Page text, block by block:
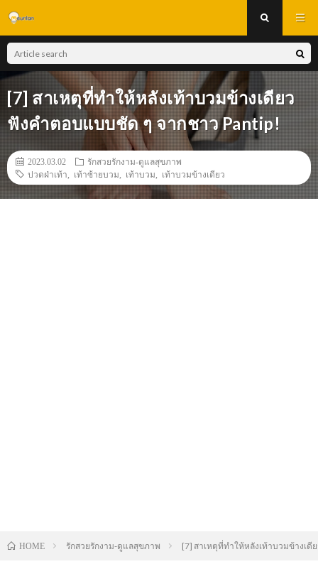
[7] สาเหตุที่ทำให้หลังเท้าบวมข้างเดียว
ฟังคำตอบแบบชัด ๆ จากชาว Pantip!
2023.03.02
รักสวยรักงาม-ดูแลสุขภาพ
ปวดฝ่าเท้า
เท้าซ้ายบวม เท้าบวม เท้าบวมข้างเดียว
HOME รักสวยรักงาม-ดูแลสุขภาพ [7] สาเหตุที่ทำให้หลังเท้าบวมข้างเ